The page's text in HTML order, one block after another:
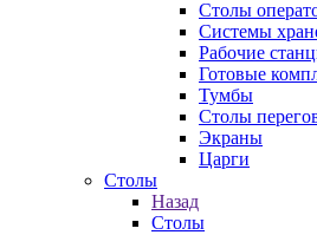
Столы
Системы
Рабочие
Готовые
Тумбы
Столы
Экраны
Царги
Столы
Назад
Столы